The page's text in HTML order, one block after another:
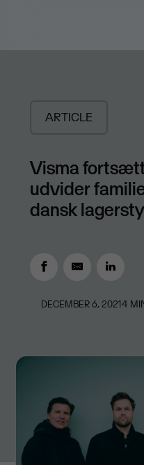
ARTICLE
Visma
udvider
dansk
DECEMBER 6, 20214